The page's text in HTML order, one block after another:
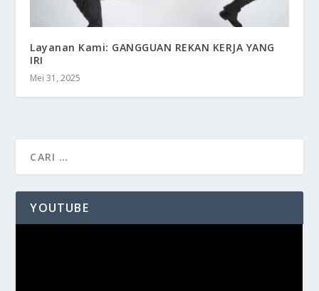
Layanan Kami: GANGGUAN REKAN KERJA YANG
IRI
Mei 31, 2025
YOUTUBE